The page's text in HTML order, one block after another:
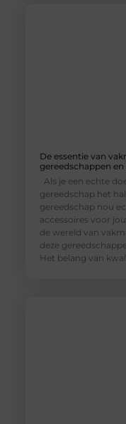
De essentie van
gereedschappen en
Als je een echte
gereedschap het
gereedschap nou
accessoires voor
de wereld van
deze
Het belang van